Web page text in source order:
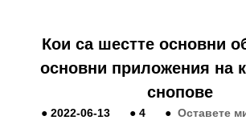
Кои са шестте основни
основни приложения на
снопове
●2022-06-13 ●4 ● Оставете